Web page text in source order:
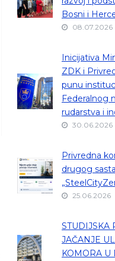
Bosni i
08.07.2026
Inicijativa
ZDK i
punu
Federalnog
rudarstva i
30.06.2026
Privredna
drugog
25.06.2026
STUDIJSKA
JAČANJE
KOMORA U